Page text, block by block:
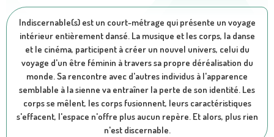
Indiscernable(s) est un court-métrage qui présente un voyage
intérieur entièrement dansé. La musique et les corps, la danse
et le cinéma, participent à créer un nouvel univers, celui du
voyage d'un être féminin à travers sa propre déréalisation du
monde. Sa rencontre avec d'autres individus à l'apparence
semblable à la sienne va entraîner la perte de son identité. Les
corps se mêlent, les corps fusionnent, leurs caractéristiques
s'effacent, l'espace n'offre plus aucun repère. Et alors, plus rien
n'est discernable.